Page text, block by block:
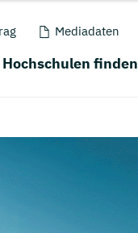
Mediadaten
Hochschulen finden